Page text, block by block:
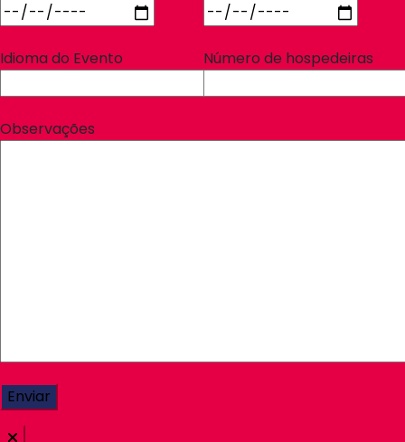
Idioma do Evento Número de hospedeiras
Observações